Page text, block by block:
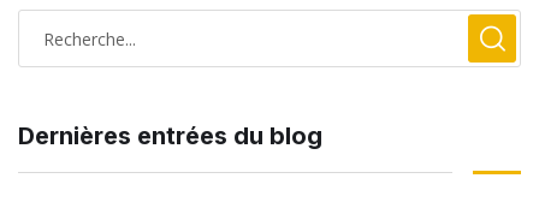
Dernières entrées du blog